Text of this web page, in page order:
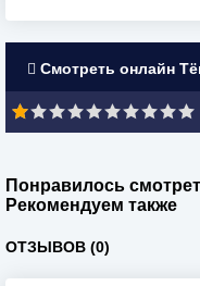
Смотреть онлайн
Понравилось
Рекомендуем также
ОТЗЫВОВ (0)